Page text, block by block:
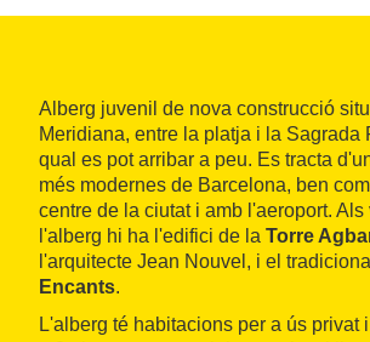
Alberg juvenil de nova construcció
Meridiana, entre la platja i la Sagrada
qual es pot arribar a peu. Es tracta
més modernes de Barcelona, ben
centre de la ciutat i amb l'aeroport. Als
l'alberg hi ha l'edifici de la Torre
l'arquitecte Jean Nouvel, i el tradicional
Encants.
L'alberg té habitacions per a ús privat